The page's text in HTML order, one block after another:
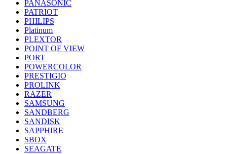
PANASONIC
PATRIOT
PHILIPS
Platinum
PLEXTOR
POINT OF VIEW
PORT
POWERCOLOR
PRESTIGIO
PROLINK
RAZER
SAMSUNG
SANDBERG
SANDISK
SAPPHIRE
SBOX
SEAGATE